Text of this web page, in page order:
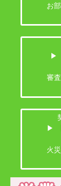
お
▶
審
▶
火